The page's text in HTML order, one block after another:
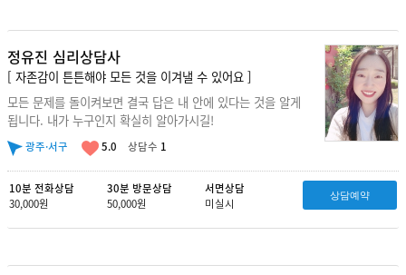
정유진 심리상담사
[ 자존감이 튼튼해야 모든 것을 이겨낼 수 있어요 ]
모든 문제를 돌이켜보면 결국 답은 내 안에 있다는 것을 알게
됩니다. 내가 누구인지 확실히 알아가시길!
광주·서구 5.0 상담수 1
10분 전화상담
30,000원
30분 방문상담
50,000원
서면상담
미실시
상담예약